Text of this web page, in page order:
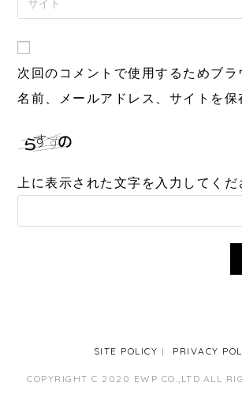
次回のコメントで使用するためブ
名前、メールアドレス、サイトを保
上に表示された文字を入力してくだ
SITE POLICY PRIVACY
COPYRIGHT C 2020 EWP CO.,LTD.ALL